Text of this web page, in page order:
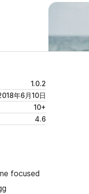
1.0.2
年6月10日
10+
4.6
focused